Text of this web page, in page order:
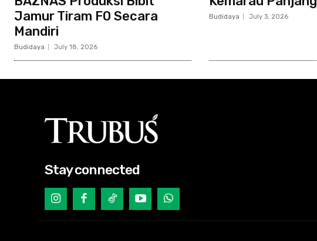
Jamur Tiram F0 Secara
Mandiri
Budidaya July 18, 2026
Budidaya July 3, 2026
Stay connected